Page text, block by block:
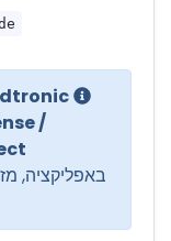
/
באפליקציה,